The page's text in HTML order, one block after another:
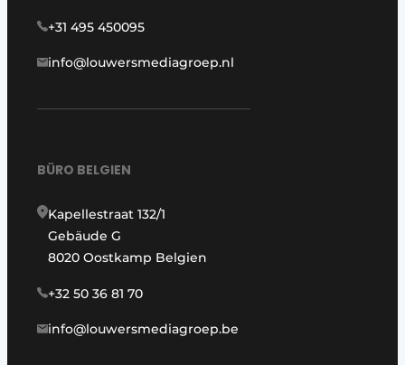
+31 495 450095
info@louwersmediagroep.nl
BÜRO BELGIEN
Kapellestraat 132/1
Gebäude G
8020 Oostkamp Belgien
+32 50 36 81 70
info@louwersmediagroep.be